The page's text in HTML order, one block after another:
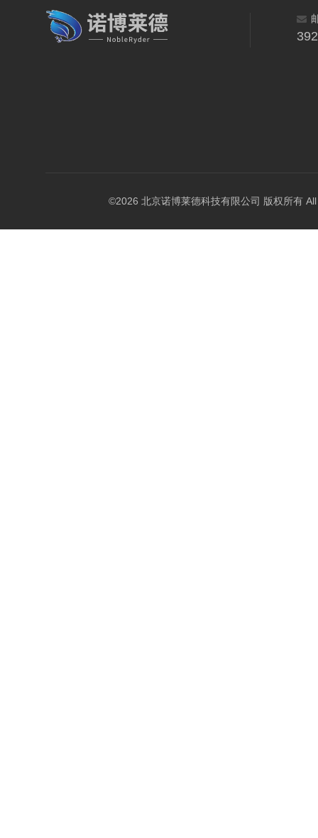
©2026 北京诺博莱德科技有限公司 版权所有